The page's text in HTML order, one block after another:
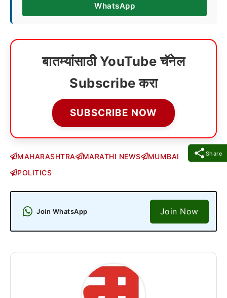
Share
WhatsApp
बातम्यांसाठी YouTube चॅनेल
Subscribe करा
SUBSCRIBE NOW
MAHARASHTRA MARATHI NEWS
MUMBAI
POLITICS
Join WhatsApp Join Now